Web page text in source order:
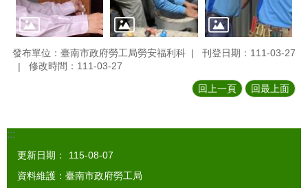
發布單位：臺南市政府勞工局勞安福利科
刊登日期：111-03-27
修改時間：111-03-27
回上一頁 回最上面
:::
更新日期：
115-08-07
資料維護：臺南市政府勞工局